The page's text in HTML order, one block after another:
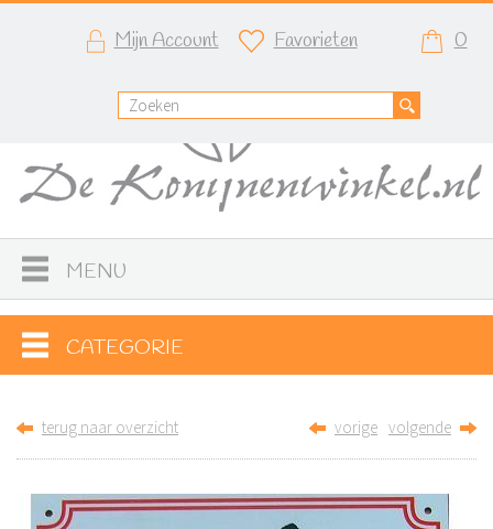
Mijn Account Favorieten 0
MENU
CATEGORIE
terug naar overzicht vorige volgende